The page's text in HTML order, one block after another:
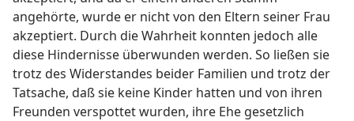
angehörte, wurde er nicht von den Eltern seiner Frau
akzeptiert. Durch die Wahrheit konnten jedoch alle
diese Hindernisse überwunden werden. So ließen sie
trotz des Widerstandes beider Familien und trotz der
Tatsache, daß sie keine Kinder hatten und von ihren
Freunden verspottet wurden, ihre Ehe gesetzlich